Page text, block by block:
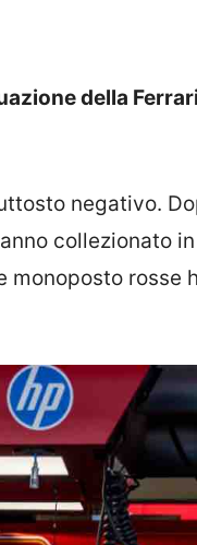
della
negativo.
collezionato
rosse